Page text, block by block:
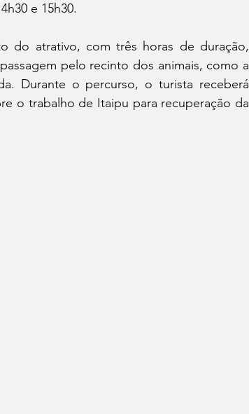
e 15h30.
do atrativo, com três horas de duração,
pelo recinto dos animais, como a
Durante o percurso, o turista receberá
o trabalho de Itaipu para recuperação da